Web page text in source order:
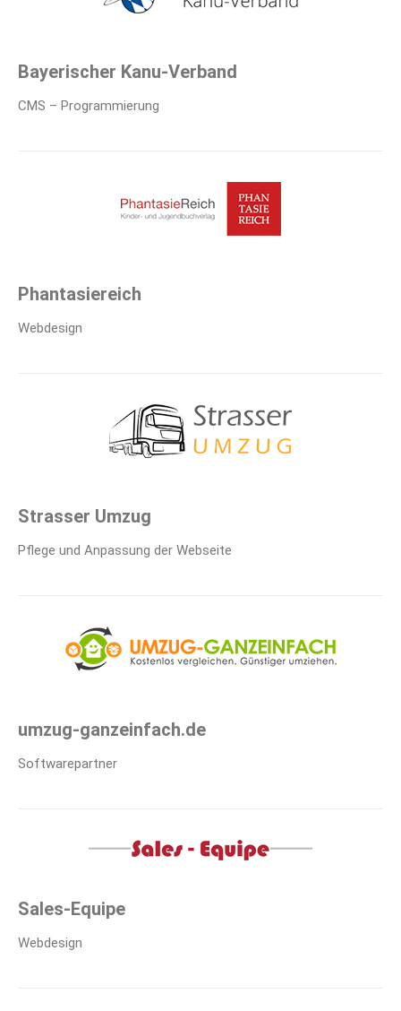
Bayerischer Kanu-Verband
CMS – Programmierung
Phantasiereich
Webdesign
Strasser Umzug
Pflege und Anpassung der Webseite
umzug-ganzeinfach.de
Softwarepartner
Sales-Equipe
Webdesign